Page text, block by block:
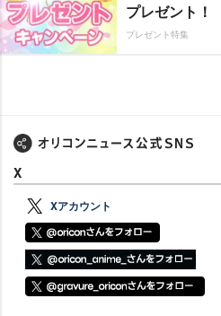
プレゼント！
プレゼント特集
X
Xアカウント